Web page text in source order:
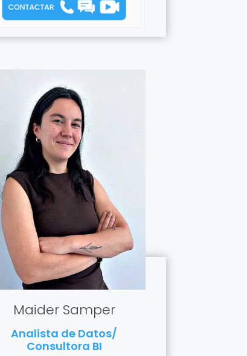
Maider Samper
Analista de Datos/
Consultora BI